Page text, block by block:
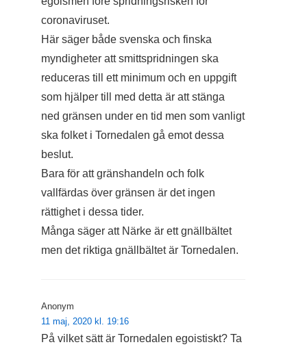
coronaviruset.
Här säger både svenska och finska
myndigheter att smittspridningen ska
reduceras till ett minimum och en uppgift
som hjälper till med detta är att stänga
ned gränsen under en tid men som vanligt
ska folket i Tornedalen gå emot dessa
beslut.
Bara för att gränshandeln och folk
vallfärdas över gränsen är det ingen
rättighet i dessa tider.
Många säger att Närke är ett gnällbältet
men det riktiga gnällbältet är Tornedalen.
Anonym
11 maj, 2020 kl. 19:16
På vilket sätt är Tornedalen egoistiskt? Ta